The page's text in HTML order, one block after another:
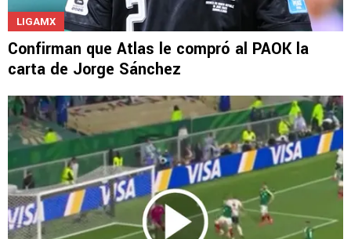
LIGAMX
Confirman que Atlas le compró al PAOK la
carta de Jorge Sánchez